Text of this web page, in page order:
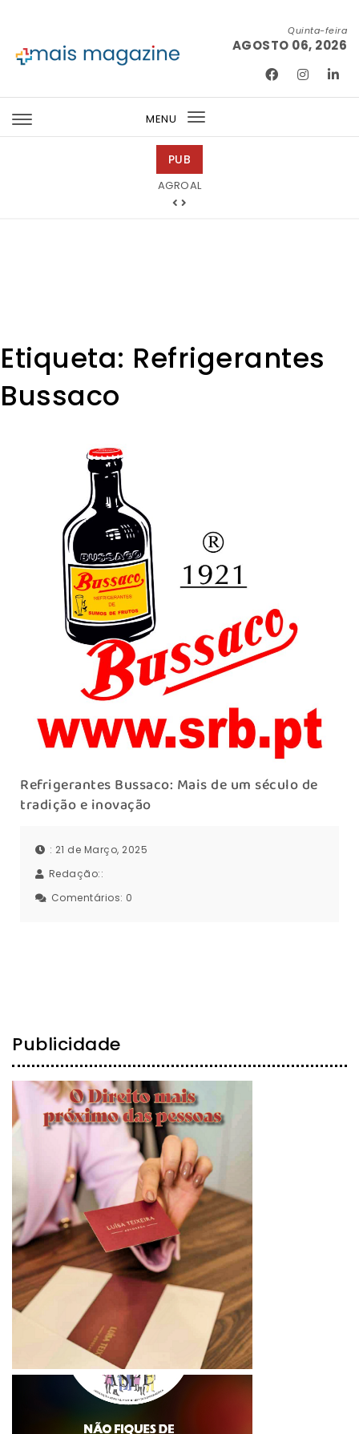
Quinta-feira
AGOSTO 06, 2026
MENU
Toggle
PUB
AGROAL
Bondex
Etiqueta: Refrigerantes
Bussaco
Refrigerantes Bussaco: Mais de um século de
tradição e inovação
: 21 de Março, 2025
Redação::
Comentários: 0
Publicidade